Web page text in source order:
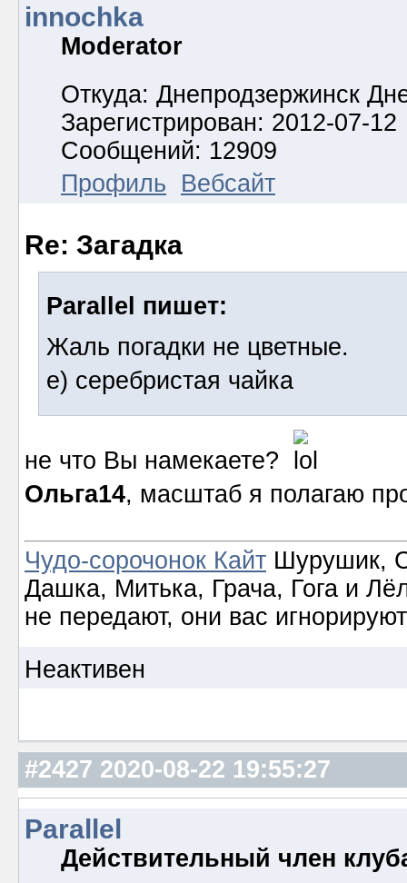
innochka
Moderator
Откуда: Днепродзержинск
Зарегистрирован: 2012-07-12
Сообщений: 12909
Профиль
Вебсайт
Re: Загадка
Parallel пишет:
Жаль погадки не цветные.
е) серебристая чайка
не что Вы намекаете?
Ольга14, масштаб я полагаю
Чудо-сорочонок Кайт Шурушик,
Дашка, Митька, Грача, Гога и
не передают, они вас игнорируют
Неактивен
#2427 2020-08-22 19:55:27
Parallel
Действительный член